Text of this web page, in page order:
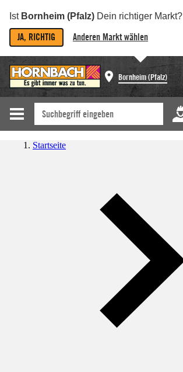
Ist Bornheim (Pfalz) Dein richtiger Markt?
JA, RICHTIG Anderen Markt wählen
Bornheim (Pfalz)
Startseite